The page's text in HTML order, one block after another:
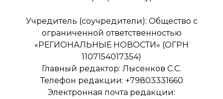
Учредитель (соучредители): Общество с
ограниченной ответственностью
«РЕГИОНАЛЬНЫЕ НОВОСТИ» (ОГРН
1107154017354)
Главный редактор: Лысенков С.С.
Телефон редакции: +79803331660
Электронная почта редакции: